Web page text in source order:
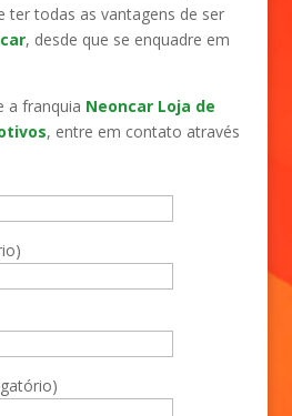
ter todas as vantagens de ser
, desde que se enquadre em
a franquia Neoncar Loja de
, entre em contato através